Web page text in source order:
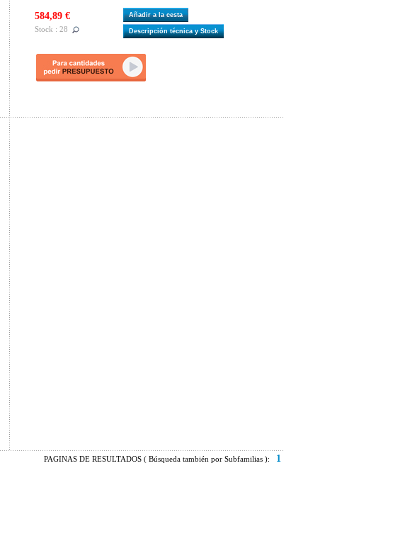
584,89 €
Stock : 28
Añadir a la cesta
Descripción técnica y Stock
PAGINAS DE RESULTADOS ( Búsqueda también por Subfamilias ): 1